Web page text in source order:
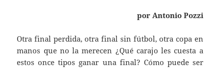
por Antonio Pozzi
Otra final perdida, otra final sin fútbol, otra copa en
manos que no la merecen ¿Qué carajo les cuesta a
estos once tipos ganar una final? Cómo puede ser